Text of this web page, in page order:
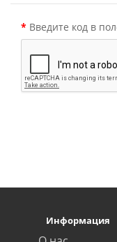
Введите код в
Информация